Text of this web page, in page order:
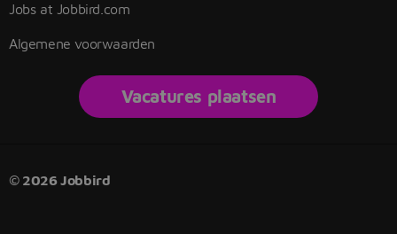
Jobs at Jobbird.com
Algemene voorwaarden
Vacatures plaatsen
© 2026 Jobbird